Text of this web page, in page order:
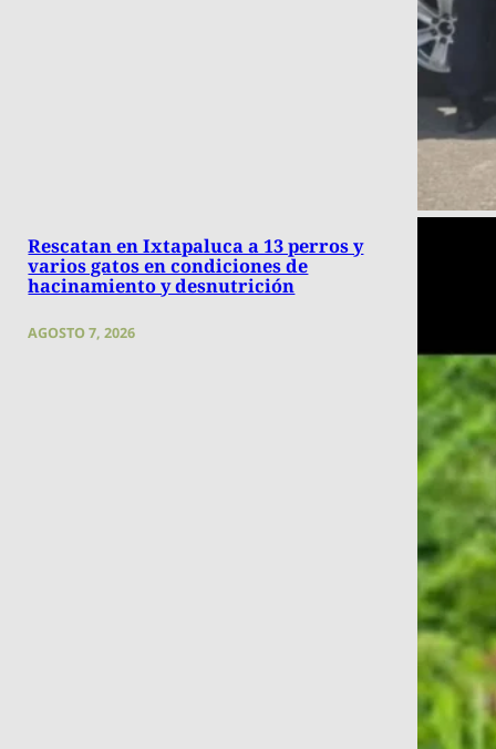
Rescatan en Ixtapaluca a 13 perros y
varios gatos en condiciones de
hacinamiento y desnutrición
AGOSTO 7, 2026